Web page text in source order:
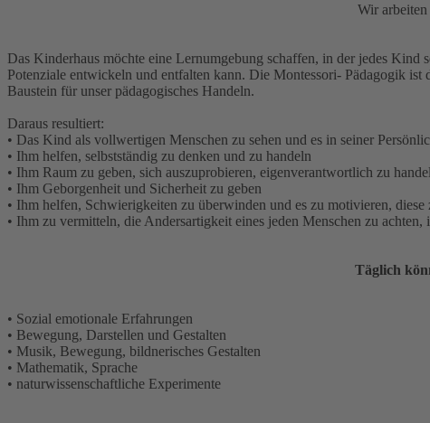
Wir
Das Kinderhaus möchte eine Lernumgebung schaffen, in der jedes Kind
Potenziale entwickeln und entfalten kann. Die Montessori- Pädagogik ist
Baustein für unser pädagogisches Handeln.
Daraus resultiert:
• Das Kind als vollwertigen Menschen zu sehen und es in seiner
• Ihm helfen, selbstständig zu denken und zu handeln
• Ihm Raum zu geben, sich auszuprobieren, eigenverantwortlich zu
• Ihm Geborgenheit und Sicherheit zu geben
• Ihm helfen, Schwierigkeiten zu überwinden und es zu motivieren, diese
• Ihm zu vermitteln, die Andersartigkeit eines jeden Menschen zu
Täglich
• Sozial emotionale Erfahrungen
• Bewegung, Darstellen und Gestalten
• Musik, Bewegung, bildnerisches Gestalten
• Mathematik, Sprache
• naturwissenschaftliche Experimente